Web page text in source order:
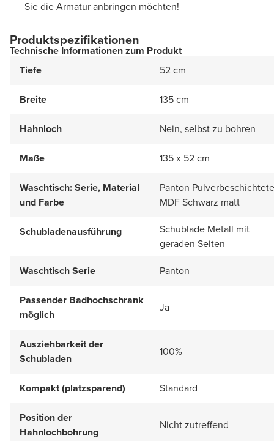
Sie die Armatur anbringen möchten!
Produktspezifikationen
Technische Informationen zum Produkt
Tiefe
52 cm
Breite 135 cm
Hahnloch Nein, selbst zu bohren
Maße 135 x 52 cm
Waschtisch: Serie, Material
und Farbe
Panton
MDF Schwarz matt
Schubladenausführung
Schublade Metall mit
geraden Seiten
Waschtisch Serie
Panton
Passender Badhochschrank
möglich
Ja
Ausziehbarkeit der
Schubladen
100%
Kompakt (platzsparend) Standard
Position der
Hahnlochbohrung
Nicht zutreffend